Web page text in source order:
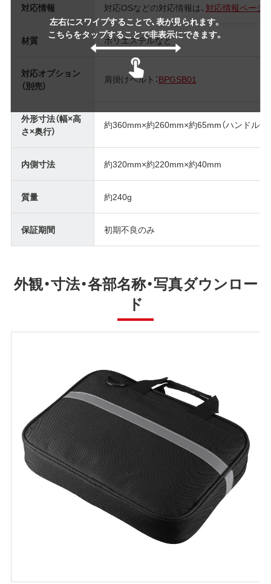
左右にスワイプすることで、表が見られます。
こちらをタップすることで非表示にできます。
対応情報 対応OSなどの対応情報は、 対応情報ページ
材質 ポリエステルなど
対応オプション
（別売）
肩掛けベルト：BPGSB01
外形寸法（幅×高
さ×奥行）
約360mm×約260mm×約65mm（ハンドル部
内側寸法 約320mm×約220mm×約40mm
質量 約240g
保証期間 初期不良のみ
外観・寸法・各部名称・写真ダウンロー
ド